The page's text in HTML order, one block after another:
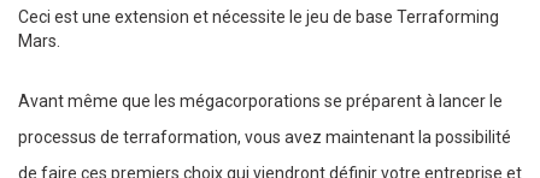
Ceci est une extension et nécessite le jeu de base Terraforming
Mars.
Avant même que les mégacorporations se préparent à lancer le
processus de terraformation, vous avez maintenant la possibilité
de faire ces premiers choix qui viendront définir votre entreprise et